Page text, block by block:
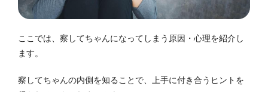
ここでは、察してちゃんになってしまう原因・心理を紹介し
ます。
察してちゃんの内側を知ることで、上手に付き合うヒントを